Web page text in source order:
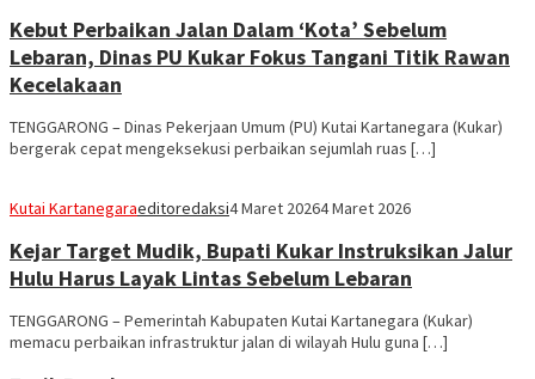
Kebut Perbaikan Jalan Dalam ‘Kota’ Sebelum
Lebaran, Dinas PU Kukar Fokus Tangani Titik Rawan
Kecelakaan
TENGGARONG – Dinas Pekerjaan Umum (PU) Kutai Kartanegara (Kukar)
bergerak cepat mengeksekusi perbaikan sejumlah ruas […]
Kutai Kartanegaraeditoredaksi4 Maret 20264 Maret 2026
Kejar Target Mudik, Bupati Kukar Instruksikan Jalur
Hulu Harus Layak Lintas Sebelum Lebaran
TENGGARONG – Pemerintah Kabupaten Kutai Kartanegara (Kukar)
memacu perbaikan infrastruktur jalan di wilayah Hulu guna […]